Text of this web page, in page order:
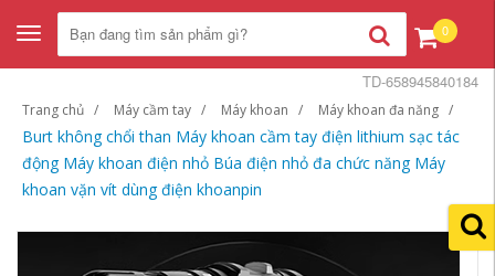
Toggle
navigation
0
Trang chủ Máy cầm tay Máy khoan Máy khoan đa năng
Burt không chổi than Máy khoan cầm tay điện lithium sạc tác
động Máy khoan điện nhỏ Búa điện nhỏ đa chức năng Máy
khoan vặn vít dùng điện khoanpin
TD-658945840184